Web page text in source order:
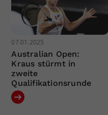
07.01.2025
Australian Open:
Kraus stürmt in
zweite
Qualifikationsrunde